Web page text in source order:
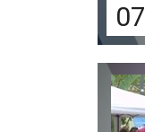
07